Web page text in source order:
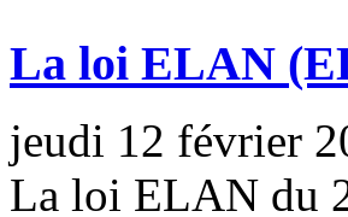
La loi ELAN
jeudi 12 février
La loi ELAN du